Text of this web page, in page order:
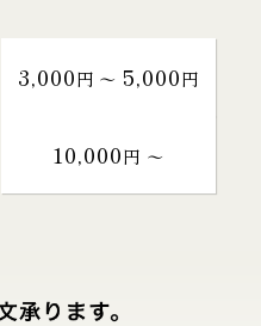
3,000円 〜 5,000円
10,000円 〜